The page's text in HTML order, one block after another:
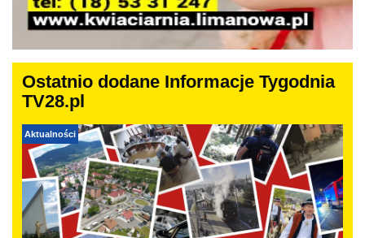
Ostatnio dodane Informacje Tygodnia
TV28.pl
Aktualności